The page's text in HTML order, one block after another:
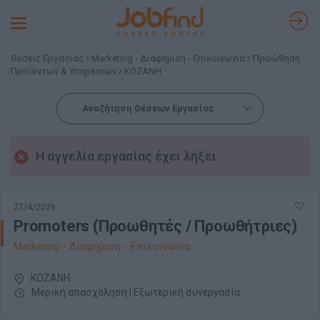
Toggle
Θέσεις Εργασίας Marketing - Διαφήμιση - Επικοινωνία
Προώθηση
Προϊόντων & Υπηρεσιών
ΚΟΖΑΝΗ
Αναζήτηση Θέσεων Εργασίας
Η αγγελία εργασίας έχει λήξει
27/4/2026
Promoters (Προωθητές / Προωθήτριες)
Marketing - Διαφήμιση - Επικοινωνία
ΚΟΖΑΝΗ
Μερική απασχόληση | Εξωτερική συνεργασία